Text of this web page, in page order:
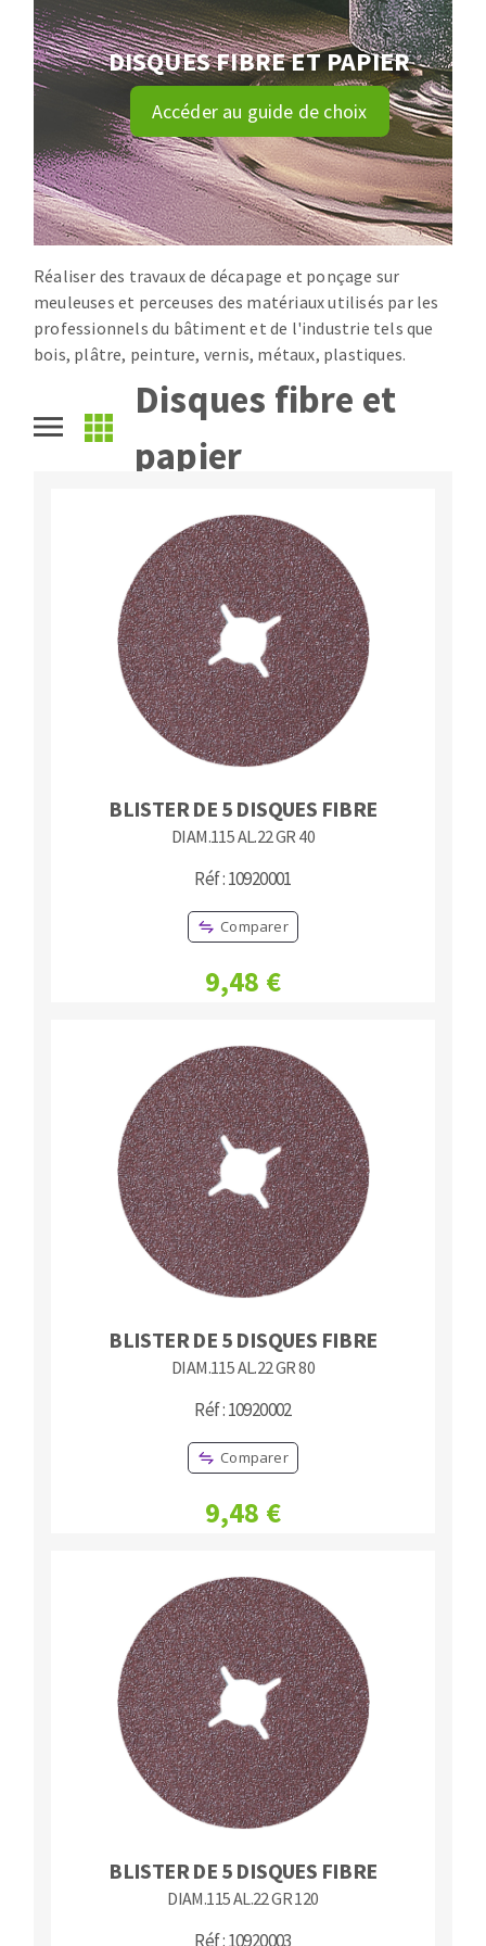
Disques fibre
Roues à lamelles
Meules sur tige
Brosses
Meules de tourets
Feutres à polir
Bandes sans fin
Rouleaux d'atelier
NETTOYAGE
Aspirateurs
MACHINES POUR LE TRAVAIL DU MÉTAL
Tronçonneuses
Scies à ruban
Perceuses
Perceuses magnétiques
Affuteurs de forets
Tours à métaux
Tables
OUTILS COUPANTS
Fraise HSS
Forets métaux
DISQUES FIBRE ET PAPIER
Accéder au guide de choix
Réaliser des travaux de décapage et ponçage sur
meuleuses et perceuses des matériaux utilisés par les
professionnels du bâtiment et de l'industrie tels que
bois, plâtre, peinture, vernis, métaux, plastiques.
Disques fibre et
papier
BLISTER DE 5 DISQUES FIBRE
DIAM.115 AL.22 GR 40
Réf : 10920001
Comparer
9,48 €
BLISTER DE 5 DISQUES FIBRE
DIAM.115 AL.22 GR 80
Réf : 10920002
Comparer
9,48 €
BLISTER DE 5 DISQUES FIBRE
DIAM.115 AL.22 GR 120
Réf : 10920003